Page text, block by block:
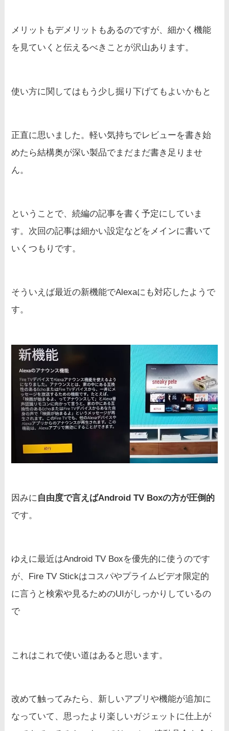
メリットもデメリットもあるのですが、細かく機能
を見ていくと伝えるべきことが沢山あります。
使い方に関してはもう少し掘り下げてもよいかもと
正直に思いました。軽い気持ちでレビューを書き始
めたら結構奥が深い製品でまだまだ書き足りませ
ん。
ということで、続編の記事を書く予定にしていま
す。次回の記事は細かい設定などをメインに書いて
いくつもりです。
そういえば最近の新機能でAlexaにも対応したようで
す。
因みに自由度で言えばAndroid TV Boxの方が圧倒的
です。
ゆえに最近はAndroid TV Boxを優先的に使うのです
が、Fire TV Stickはコスパやプライムビデオ限定的
に言うと検索や見るためのUIがしっかりしているの
で
これはこれで使い道はあると思います。
改めて触ってみたら、新しいアプリや機能が追加に
なっていて、思ったより楽しいガジェットに仕上が